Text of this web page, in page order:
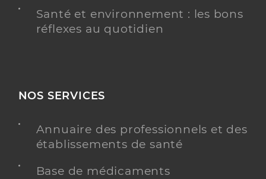
Santé et environnement : les bons
réflexes au quotidien
NOS SERVICES
Annuaire des professionnels et des
établissements de santé
Base de médicaments